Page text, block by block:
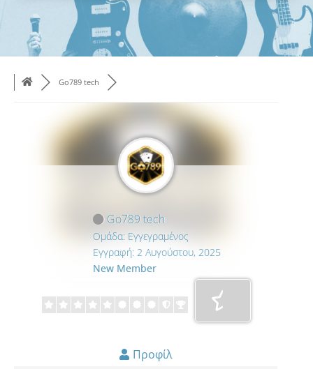
Go789 tech
Go789 tech
Ομάδα: Εγγεγραμένος
Εγγραφή: 2 Αυγούστου, 2025
New Member
Προφίλ